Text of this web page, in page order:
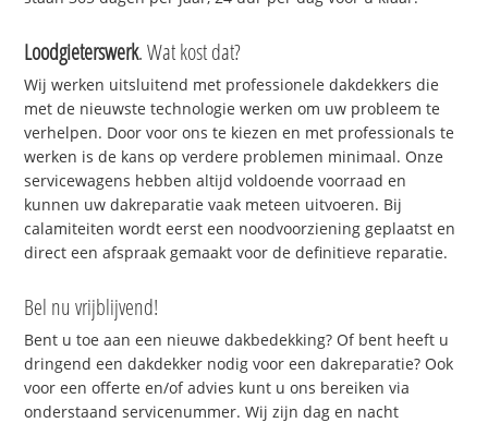
Loodgieterswerk. Wat kost dat?
Wij werken uitsluitend met professionele dakdekkers die
met de nieuwste technologie werken om uw probleem te
verhelpen. Door voor ons te kiezen en met professionals te
werken is de kans op verdere problemen minimaal. Onze
servicewagens hebben altijd voldoende voorraad en
kunnen uw dakreparatie vaak meteen uitvoeren. Bij
calamiteiten wordt eerst een noodvoorziening geplaatst en
direct een afspraak gemaakt voor de definitieve reparatie.
Bel nu vrijblijvend!
Bent u toe aan een nieuwe dakbedekking? Of bent heeft u
dringend een dakdekker nodig voor een dakreparatie? Ook
voor een offerte en/of advies kunt u ons bereiken via
onderstaand servicenummer. Wij zijn dag en nacht